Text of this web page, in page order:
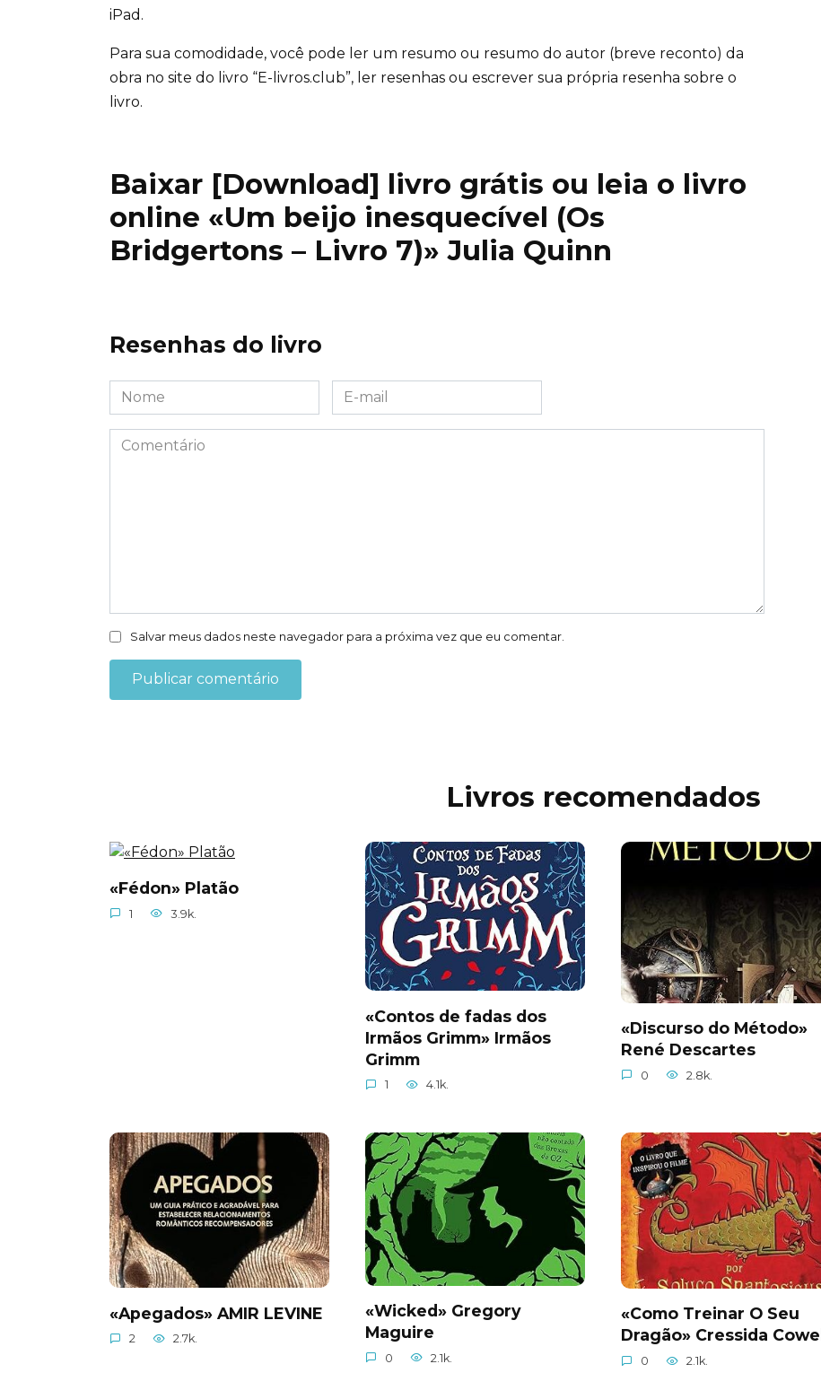
iPad.
Para sua comodidade, você pode ler um resumo ou resumo do autor (breve reconto) da
obra no site do livro “E-livros.club”, ler resenhas ou escrever sua própria resenha sobre o
livro.
Baixar [Download] livro grátis ou leia o livro
online «Um beijo inesquecível (Os
Bridgertons – Livro 7)» Julia Quinn
Resenhas do livro
Nome
*
E-
mail
*
Comentário
Salvar meus dados neste navegador para a próxima vez que eu comentar.
Livros recomendados
«Fédon» Platão
1 3.9k.
«Contos de fadas dos
Irmãos Grimm» Irmãos
Grimm
1 4.1k.
«Discurso do Método»
René Descartes
0 2.8k.
«Apegados» AMIR LEVINE
2 2.7k.
«Wicked» Gregory
Maguire
0 2.1k.
«Como Treinar O Seu
Dragão» Cressida Cowell
0 2.1k.